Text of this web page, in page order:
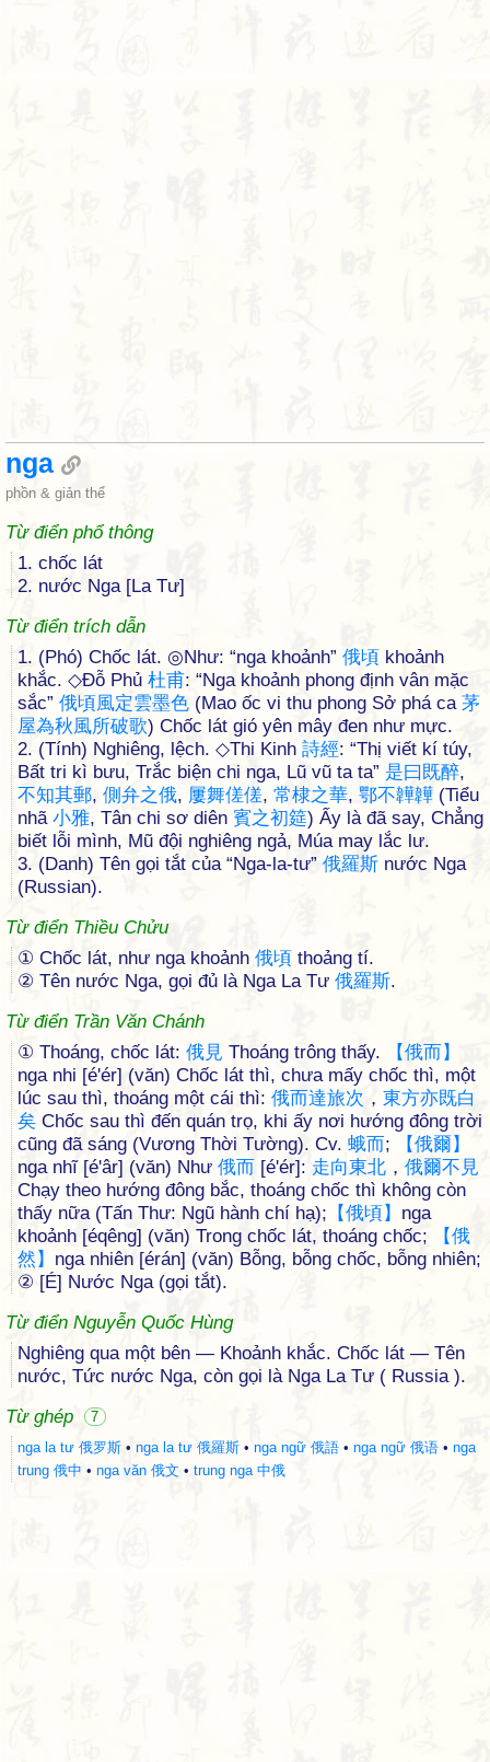
nga
phồn & giản thể
Từ điển phổ thông
1. chốc lát
2. nước Nga [La Tư]
Từ điển trích dẫn
1. (Phó) Chốc lát. ◎Như: “nga khoảnh” 俄頃 khoảnh
khắc. ◇Đỗ Phủ 杜甫: “Nga khoảnh phong định vân mặc
sắc” 俄頃風定雲墨色 (Mao ốc vi thu phong Sở phá ca 茅
屋為秋風所破歌) Chốc lát gió yên mây đen như mực.
2. (Tính) Nghiêng, lệch. ◇Thi Kinh 詩經: “Thị viết kí túy,
Bất tri kì bưu, Trắc biện chi nga, Lũ vũ ta ta” 是曰 既醉,
不知其郵, 側弁之俄, 屢舞傞傞, 常棣之華, 鄂不韡韡 (Tiểu
nhã 小雅, Tân chi sơ diên 賓之初筵) Ấy là đã say, Chẳng
biết lỗi mình, Mũ đội nghiêng ngả, Múa may lắc lư.
3. (Danh) Tên gọi tắt của “Nga-la-tư” 俄羅斯 nước Nga
(Russian).
Từ điển Thiều Chửu
① Chốc lát, như nga khoảnh 俄頃 thoảng tí.
② Tên nước Nga, gọi đủ là Nga La Tư 俄羅斯.
Từ điển Trần Văn Chánh
① Thoáng, chốc lát: 俄見 Thoáng trông thấy. 【俄而】
nga nhi [é'ér] (văn) Chốc lát thì, chưa mấy chốc thì, một
lúc sau thì, thoáng một cái thì: 俄而達旅次 ， 東方亦既白
矣 Chốc sau thì đến quán trọ, khi ấy nơi hướng đông trời
cũng đã sáng (Vương Thời Tường). Cv. 蛾而; 【俄爾 】
nga nhĩ [é'âr] (văn) Như 俄而 [é'ér]: 走向東北 ， 俄爾不 見
Chạy theo hướng đông bắc, thoáng chốc thì không còn
thấy nữa (Tấn Thư: Ngũ hành chí hạ); 【俄頃】 nga
khoảnh [éqêng] (văn) Trong chốc lát, thoáng chốc;
【俄
然 】 nga nhiên [érán] (văn) Bỗng, bỗng chốc, bỗng nhiên;
② [É] Nước Nga (gọi tắt).
Từ điển Nguyễn Quốc Hùng
Nghiêng qua một bên — Khoảnh khắc. Chốc lát — Tên
nước, Tức nước Nga, còn gọi là Nga La Tư ( Russia ).
Từ ghép
7
nga la tư 俄罗斯 • nga la tư 俄羅斯 • nga ngữ 俄語 • nga ngữ 俄语 • nga
trung 俄中 • nga văn 俄文 • trung nga 中俄